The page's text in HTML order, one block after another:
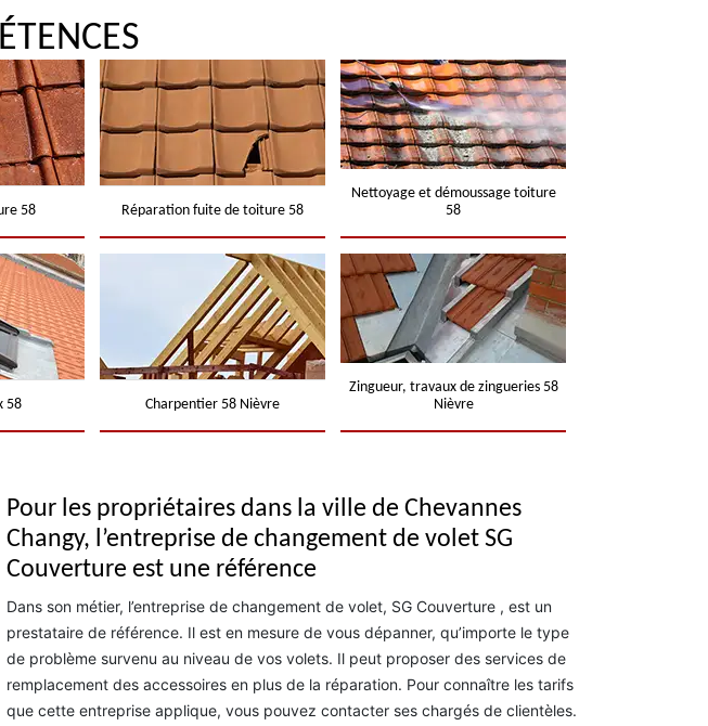
58 Réparation fuite de toiture 58
Nettoyage et démoussage toiture
58
58 Charpentier 58 Nièvre
Zingueur, travaux de zingueries 58
Nièvre
Pour les propriétaires dans la ville de Chevannes
Changy, l’entreprise de changement de volet SG
Couverture est une référence
Dans son métier, l’entreprise de changement de volet, SG Couverture , est un
prestataire de référence. Il est en mesure de vous dépanner, qu’importe le type
de problème survenu au niveau de vos volets. Il peut proposer des services de
remplacement des accessoires en plus de la réparation. Pour connaître les tarifs
que cette entreprise applique, vous pouvez contacter ses chargés de clientèles.